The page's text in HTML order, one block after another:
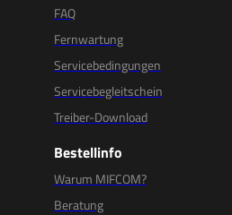
FAQ
Fernwartung
Servicebedingungen
Servicebegleitschein
Treiber-Download
Bestellinfo
Warum MIFCOM?
Beratung